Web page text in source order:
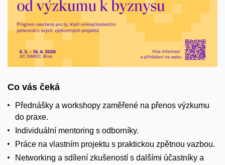
Co vás čeká
Přednášky a workshopy zaměřené na přenos výzkumu
do praxe.
Individuální mentoring s odborníky.
Práce na vlastním projektu s praktickou zpětnou vazbou.
Networking a sdílení zkušeností s dalšími účastníky a